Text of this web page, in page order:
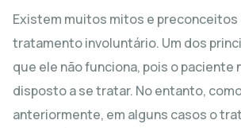
Existem muitos mitos e preconceitos
tratamento involuntário. Um dos
que ele não funciona, pois o paciente
disposto a se tratar. No entanto,
anteriormente, em alguns casos o